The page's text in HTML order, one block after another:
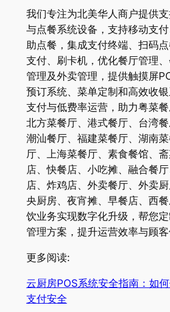
我们专注为北美华人商户提供
与点餐系统设备，支持移动支
助点餐，集成支付终端、扫码
支付、刷卡机，优化餐厅管理
管理及外卖管理，提供触摸屏
预订系统、菜单定制和高效收
支付与低费率运营，助力粤菜餐
北方菜餐厅、港式餐厅、台湾餐
潮汕餐厅、福建菜餐厅、湖南
厅、上海菜餐厅、素食餐馆、
店、快餐店、小吃摊、融合餐
店、炸鸡店、外卖餐厅、外卖
央厨房、夜宵摊、早餐店、西
饮业务实现数字化升级，帮您
管理方案，提升运营效率与顾客
更多阅读:
云厨房POS系统安全指南：如
支付安全